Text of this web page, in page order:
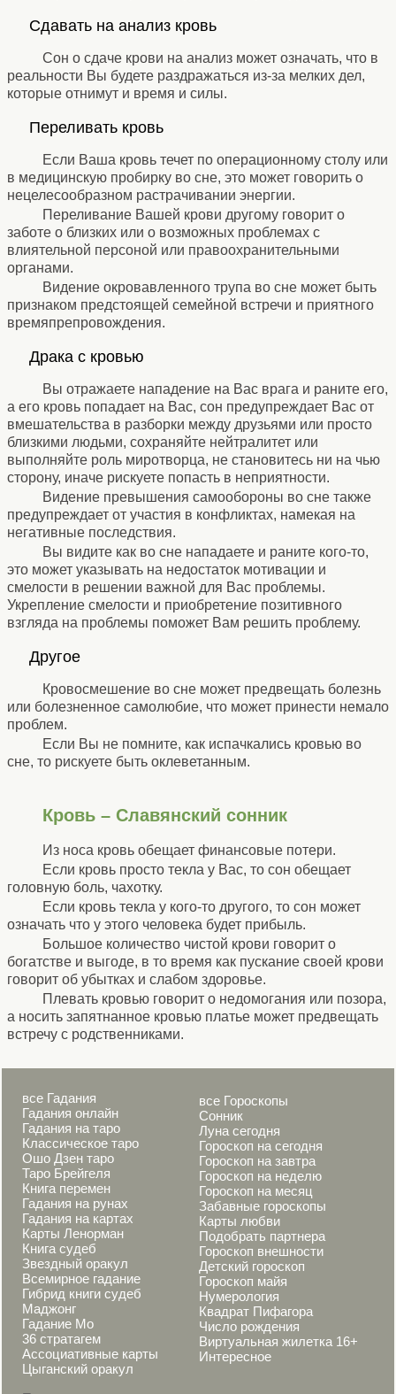
Сдавать на анализ кровь
Сон о сдаче крови на анализ может означать, что в
реальности Вы будете раздражаться из-за мелких дел,
которые отнимут и время и силы.
Переливать кровь
Если Ваша кровь течет по операционному столу или
в медицинскую пробирку во сне, это может говорить о
нецелесообразном растрачивании энергии.
Переливание Вашей крови другому говорит о
заботе о близких или о возможных проблемах с
влиятельной персоной или правоохранительными
органами.
Видение окровавленного трупа во сне может быть
признаком предстоящей семейной встречи и приятного
времяпрепровождения.
Драка с кровью
Вы отражаете нападение на Вас врага и раните его,
а его кровь попадает на Вас, сон предупреждает Вас от
вмешательства в разборки между друзьями или просто
близкими людьми, сохраняйте нейтралитет или
выполняйте роль миротворца, не становитесь ни на чью
сторону, иначе рискуете попасть в неприятности.
Видение превышения самообороны во сне также
предупреждает от участия в конфликтах, намекая на
негативные последствия.
Вы видите как во сне нападаете и раните кого-то,
это может указывать на недостаток мотивации и
смелости в решении важной для Вас проблемы.
Укрепление смелости и приобретение позитивного
взгляда на проблемы поможет Вам решить проблему.
Другое
Кровосмешение во сне может предвещать болезнь
или болезненное самолюбие, что может принести немало
проблем.
Если Вы не помните, как испачкались кровью во
сне, то рискуете быть оклеветанным.
Кровь – Славянский сонник
Из носа кровь обещает финансовые потери.
Если кровь просто текла у Вас, то сон обещает
головную боль, чахотку.
Если кровь текла у кого-то другого, то сон может
означать что у этого человека будет прибыль.
Большое количество чистой крови говорит о
богатстве и выгоде, в то время как пускание своей крови
говорит об убытках и слабом здоровье.
Плевать кровью говорит о недомогания или позора,
а носить запятнанное кровью платье может предвещать
встречу с родственниками.
все Гадания
Гадания онлайн
Гадания на таро
Классическое таро
Ошо Дзен таро
Таро Брейгеля
Книга перемен
Гадания на рунах
Гадания на картах
Карты Ленорман
Книга судеб
Звездный оракул
Всемирное гадание
Гибрид книги судеб
Маджонг
Гадание Мо
36 стратагем
Ассоциативные карты
Цыганский оракул
все Гороскопы
Сонник
Луна сегодня
Гороскоп на сегодня
Гороскоп на завтра
Гороскоп на неделю
Гороскоп на месяц
Забавные гороскопы
Карты любви
Подобрать партнера
Гороскоп внешности
Детский гороскоп
Гороскоп майя
Нумерология
Квадрат Пифагора
Число рождения
Виртуальная жилетка 16+
Интересное